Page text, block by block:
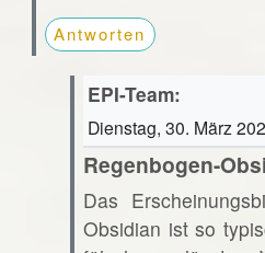
Antworten
EPI-Team:
Dienstag, 30. März
Regenbogen-
Das
Obsidian ist so